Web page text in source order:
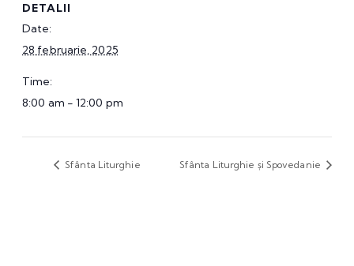
DETALII
Date:
28 februarie, 2025
Time:
8:00 am - 12:00 pm
Sfânta Liturghie Sfânta Liturghie și Spovedanie